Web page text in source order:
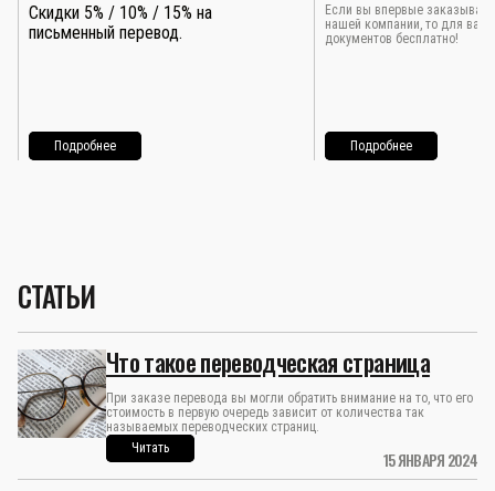
Скидки 5% / 10% / 15% на
письменный перевод.
Подробнее
Если вы впервые
нашей компании, то для вас
документов бесплатно!
Подробнее
СТАТЬИ
15 ЯНВАРЯ 2024
Что такое переводческая страница
При заказе перевода вы могли обратить внимание на то, что его
стоимость в первую очередь зависит от количества так
называемых переводческих страниц.
Читать